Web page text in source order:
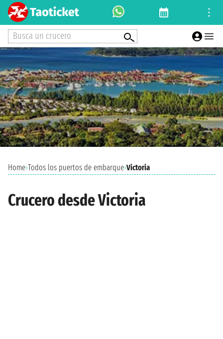
Busca un crucero
Home›Todos los puertos de embarque›Victoria
Crucero desde Victoria